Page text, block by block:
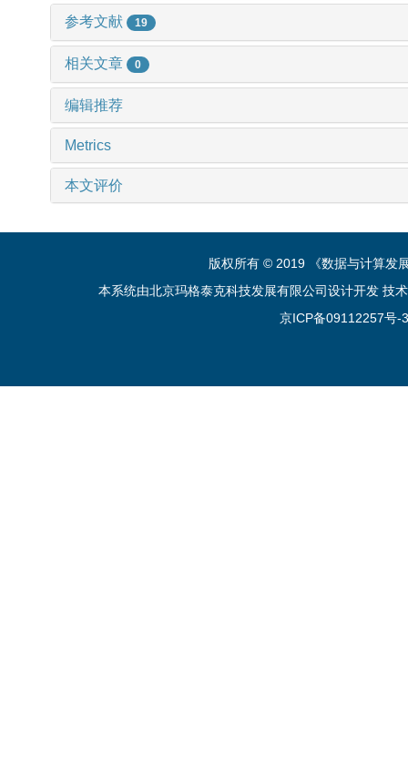
参考文献 19
相关文章 0
编辑推荐
Metrics
本文评价
版权所有 © 2019 《数据与计算发
本系统由北京玛格泰克科技发展有限公司设计开发 技
京ICP备09112257号-